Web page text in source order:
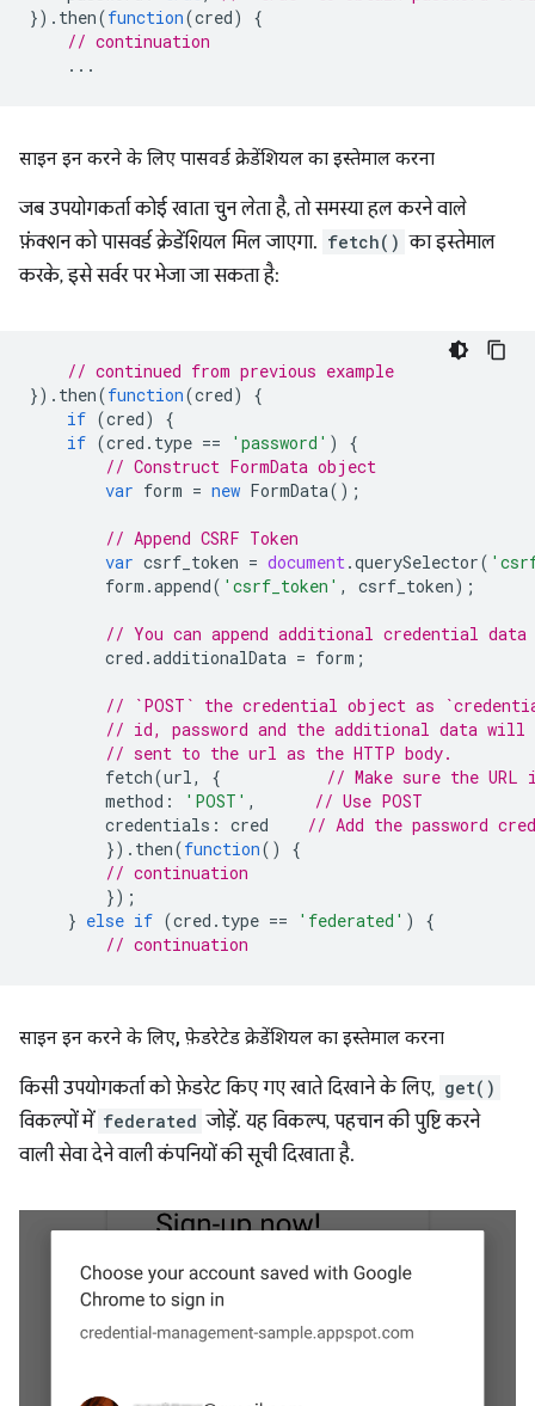
}). then(function(cred)
{
// continuation
...
साइन इन करने के लिए पासवर्ड क्रेडेंशियल का इस्तेमाल करना
जब उपयोगकर्ता कोई खाता चुन लेता है, तो समस्या हल करने वाले
फ़ंक्शन को पासवर्ड क्रेडेंशियल मिल जाएगा. fetch() का इस्तेमाल
करके, इसे सर्वर पर भेजा जा सकता है:
// continued from previous example
}). then(function(cred)
{
if (cred)
{
if (cred . type == 'password' )
{
// Construct FormData object
var form = new FormData();
// Append CSRF Token
var csrf_token = document.querySelector(
form .append( 'csrf_token' , csrf_token);
// You can append additional credential
cred .additionalData = form ;
// `POST` the credential object as
// id, password and the additional data will
// sent to the url as the HTTP body.
fetch(url, {
// Make sure the URL
method : 'POST' ,
// Use POST
credentials : cred
// Add the password
}). then(function()
{
// continuation
});
} else if (cred . type == 'federated' )
{
// continuation
साइन इन करने के लिए, फ़ेडरेटेड क्रेडेंशियल का इस्तेमाल करना
किसी उपयोगकर्ता को फ़ेडरेट किए गए खाते दिखाने के लिए, get()
विकल्पों में federated जोड़ें. यह विकल्प, पहचान की पुष्टि करने
वाली सेवा देने वाली कंपनियों की सूची दिखाता है.